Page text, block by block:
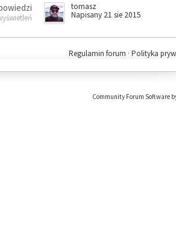
tomasz
Napisany 21 sie 2015
Polityka
Regulamin forum ·
Community Forum Software